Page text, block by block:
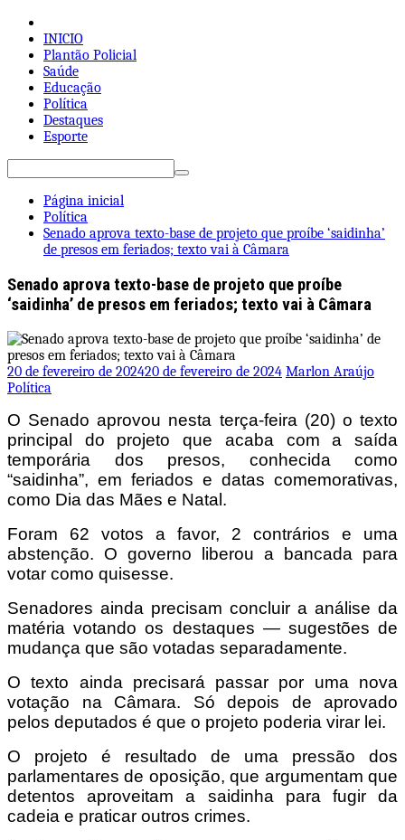
Pular
para
conteúdo
INICIO
Plantão Policial
Saúde
Educação
Política
Destaques
Esporte
por:
Página inicial
Política
Senado aprova texto-base de projeto que proíbe ‘saidinha’
de presos em feriados; texto vai à Câmara
Senado aprova texto-base de projeto que proíbe
‘saidinha’ de presos em feriados; texto vai à Câmara
20 de fevereiro de 202420 de fevereiro de 2024 Marlon Araújo
Política
O Senado aprovou nesta terça-feira (20) o texto
principal do projeto que acaba com a saída
temporária dos presos, conhecida como
“saidinha”, em feriados e datas comemorativas,
como Dia das Mães e Natal.
Foram 62 votos a favor, 2 contrários e uma
abstenção. O governo liberou a bancada para
votar como quisesse.
Senadores ainda precisam concluir a análise da
matéria votando os destaques — sugestões de
mudança que são votadas separadamente.
O texto ainda precisará passar por uma nova
votação na Câmara. Só depois de aprovado
pelos deputados é que o projeto poderia virar lei.
O projeto é resultado de uma pressão dos
parlamentares de oposição, que argumentam que
detentos aproveitam a saidinha para fugir da
cadeia e praticar outros crimes.